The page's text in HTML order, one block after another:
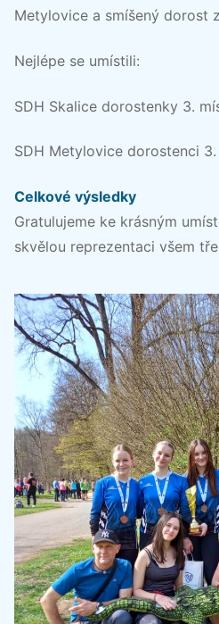
Metylovice a smíšený dorost
Nejlépe se umístili:
SDH Skalice dorostenky 3.
SDH Metylovice dorostenci
Celkové výsledky
Gratulujeme ke krásným
skvělou reprezentaci všem